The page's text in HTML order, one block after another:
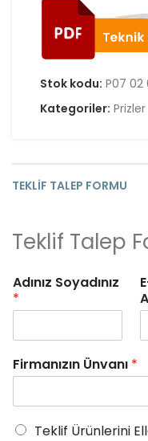
Stok kodu: P07 02
Kategoriler: Prizler
TEKLIF TALEP FORMU
Teklif Talep
Adınız Soyadınız
*
Firmanızın Ünvanı *
Teklif Ürünlerini